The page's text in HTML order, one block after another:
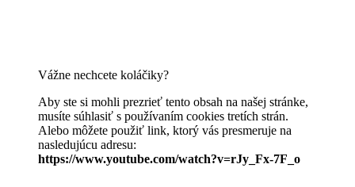
Vážne nechcete koláčiky?
Aby ste si mohli prezrieť tento obsah na našej stránke,
musíte súhlasiť s používaním cookies tretích strán.
Alebo môžete použiť link, ktorý vás presmeruje na
nasledujúcu adresu:
https://www.youtube.com/watch?v=rJy_Fx-7F_o